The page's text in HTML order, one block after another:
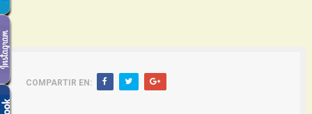
COMPARTIR EN: